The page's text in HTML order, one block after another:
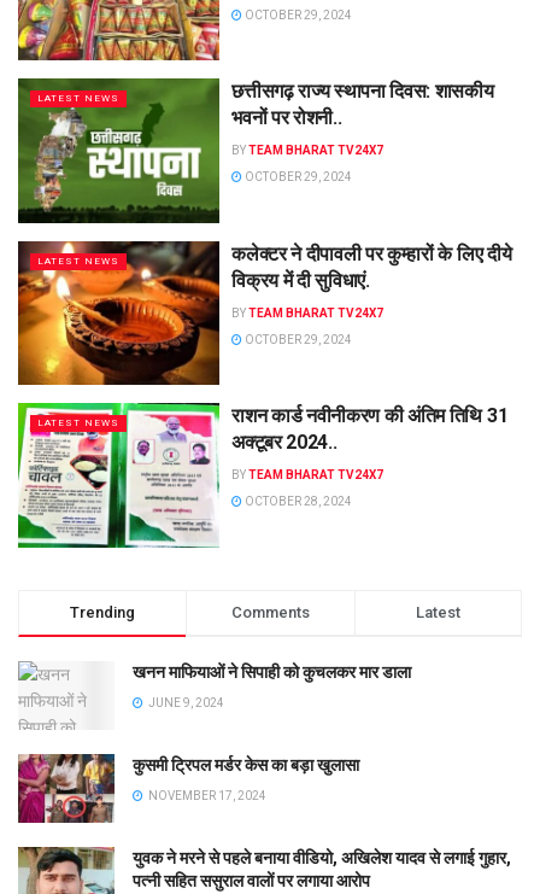
OCTOBER 29, 2024
LATEST NEWS
छत्तीसगढ़ राज्य स्थापना दिवस: शासकीय
भवनों पर रोशनी..
BYTEAM BHARAT TV24X7
OCTOBER 29, 2024
LATEST NEWS
कलेक्टर ने दीपावली पर कुम्हारों के लिए दीये
विक्रय में दी सुविधाएं.
BYTEAM BHARAT TV24X7
OCTOBER 29, 2024
LATEST NEWS
राशन कार्ड नवीनीकरण की अंतिम तिथि 31
अक्टूबर 2024..
BYTEAM BHARAT TV24X7
OCTOBER 28, 2024
Trending Comments Latest
खनन माफियाओं ने सिपाही को कुचलकर मार डाला
JUNE 9, 2024
कुसमी ट्रिपल मर्डर केस का बड़ा खुलासा
NOVEMBER 17, 2024
युवक ने मरने से पहले बनाया वीडियो, अखिलेश यादव से लगाई गुहार,
पत्नी सहित ससुराल वालों पर लगाया आरोप